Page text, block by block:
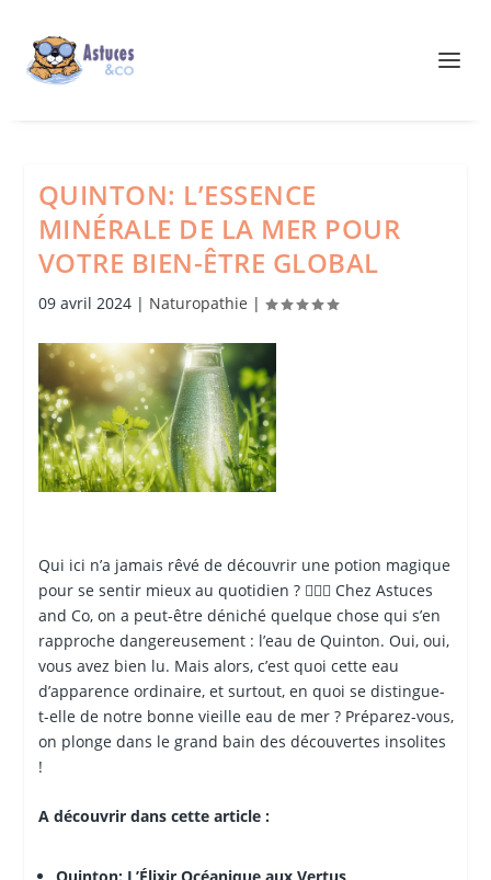
QUINTON: L’ESSENCE
MINÉRALE DE LA MER POUR
VOTRE BIEN-ÊTRE GLOBAL
09 avril 2024| Naturopathie |
Qui ici n’a jamais rêvé de découvrir une potion magique
pour se sentir mieux au quotidien ? 🧙‍♀️✨ Chez Astuces
and Co, on a peut-être déniché quelque chose qui s’en
rapproche dangereusement : l’eau de Quinton. Oui, oui,
vous avez bien lu. Mais alors, c’est quoi cette eau
d’apparence ordinaire, et surtout, en quoi se distingue-
t-elle de notre bonne vieille eau de mer ? Préparez-vous,
on plonge dans le grand bain des découvertes insolites
!
A découvrir dans cette article :